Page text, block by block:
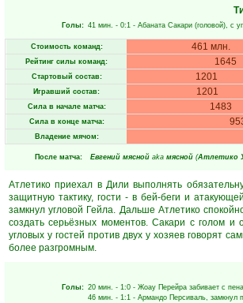
Голы: 41 мин. - 0:1 - Абаната Сакари (головой), с
Стоимость команд: 461 млн.
Рейтинг силы команд: 1645
Стартовый состав: 1201
Игравший состав: 1201
Сила в начале матча: 1483
Сила в конце матча:
Владение мячом:
После матча: Евгений мясной aka мясной (Атлетико
Атлетико приехал в Дили выполнять
защитную тактику, гости - в бей-беги и
замкнул угловой Гейла. Дальше Атлетико
создать серьёзных моментов. Сакари с голом
угловых у гостей против двух у хозяев говорят
более разгромным.
Голы: 20 мин. - 1:0 - Жоау Перейра забивает с
46 мин. - 1:1 - Армандо Персиваль, замкнул